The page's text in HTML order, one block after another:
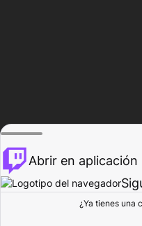
Explorar
Abrir en aplicación
¿Ya tienes una